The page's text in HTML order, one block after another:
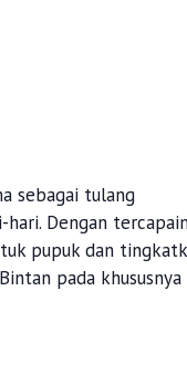
sebagai tulang
Dengan
pupuk dan
pada khususnya